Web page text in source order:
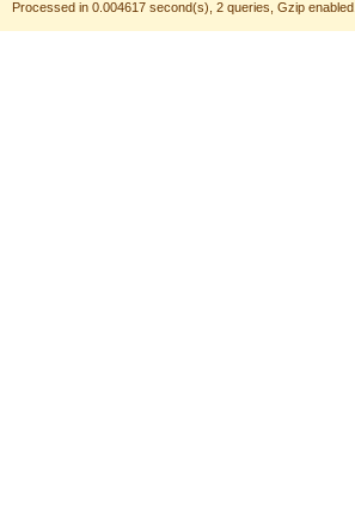
Processed in 0.004617 second(s), 2 queries, Gzip enabled.